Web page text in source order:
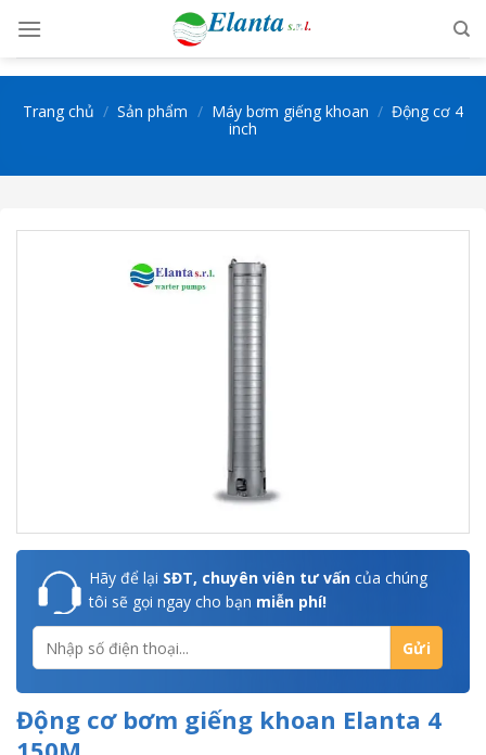
content
Trang chủ / Sản phẩm / Máy bơm giếng khoan / Động cơ 4
inch
Hãy để lại SĐT, chuyên viên tư vấn của chúng
tôi sẽ gọi ngay cho bạn miễn phí!
Động cơ bơm giếng khoan Elanta 4